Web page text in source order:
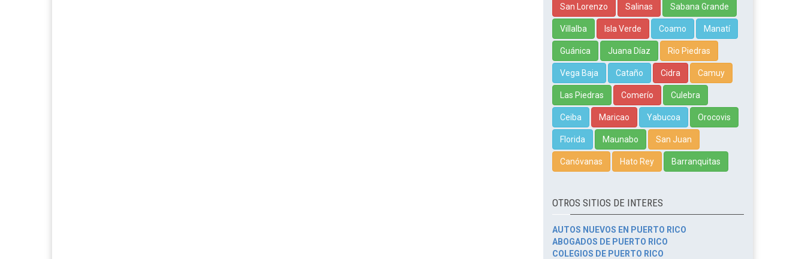
San Lorenzo Salinas Sabana Grande
Villalba Isla Verde Coamo Manatí
Guánica Juana Díaz Rio Piedras
Vega Baja Cataño Cidra Camuy
Las Piedras Comerío Culebra
Ceiba Maricao Yabucoa Orocovis
Florida Maunabo San Juan
Canóvanas Hato Rey Barranquitas
OTROS SITIOS DE INTERES
AUTOS NUEVOS EN PUERTO RICO
ABOGADOS DE PUERTO RICO
COLEGIOS DE PUERTO RICO